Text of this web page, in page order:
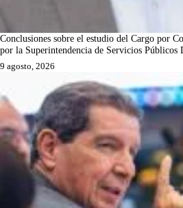
Conclusiones sobre el estudio del Cargo por
por la Superintendencia de Servicios
9 agosto, 2026